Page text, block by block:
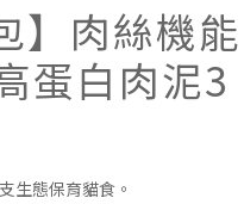
】肉絲機能
蛋白肉泥3
生態保育貓食。